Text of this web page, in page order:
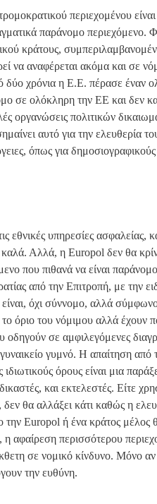
περιεχομένου
παράνομο περιεχόμενο.
κράτους,
να αναφέρεται ακόμα και σε
δύο χρόνια η Ε.Ε. πέρασε έναν
σε ολόκληρη την ΕΕ και δεν
οργανώσεις πολιτικών
αυτό για την ελευθερία
όπως για
υπηρεσίες ασφαλείας,
Αλλά, η Europol δεν θα
που πιθανά να είναι
από την Επιτροπή, με την
όχι σύννομο, αλλά
όριο του νόμιμου αλλά έχουν
σε αμφιλεγόμενες
γυμνό. Η απαίτηση από
όρους είναι μια
και εκτελεστές. Είτε
θα αλλάξει κάτι καθώς η
Europol ή ένα κράτος μέλος
περισσότερου
σε νομικό κίνδυνο. Μόνο
την ευθύνη.